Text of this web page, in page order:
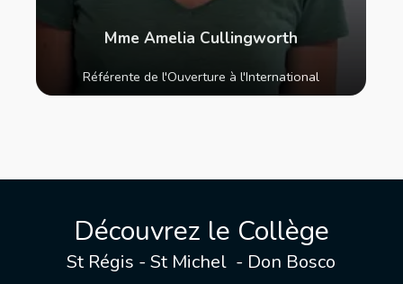
Mme Amelia Cullingworth
Référente de l'Ouverture à l'International
Découvrez le Collège
St Régis - St Michel - Don Bosco